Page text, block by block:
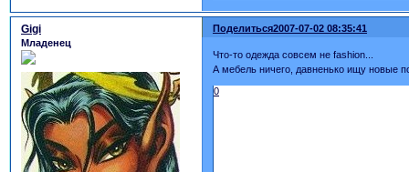
Поделиться2007-07-02 08:35:41
Gigi
Младенец
Что-то одежда совсем не fashion...
А мебель ничего, давненько ищу новые
0